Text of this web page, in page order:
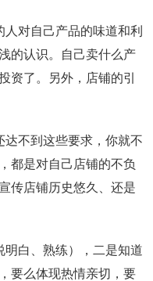
对自己产品的味道和利
的认识。自己卖什么产
资了。另外，店铺的引
不到这些要求，你就不
都是对自己店铺的不负
传店铺历史悠久、还是
白、熟练），二是知道
要么体现热情亲切，要